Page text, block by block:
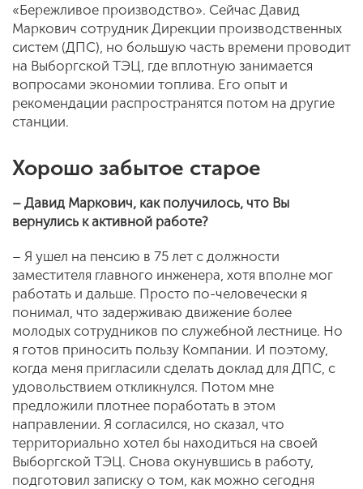
«Бережливое производство». Сейчас Давид
Маркович сотрудник Дирекции производственных
систем (ДПС), но большую часть времени проводит
на Выборгской ТЭЦ, где вплотную занимается
вопросами экономии топлива. Его опыт и
рекомендации распространятся потом на другие
станции.
Хорошо забытое старое
– Давид Маркович, как получилось, что Вы
вернулись к активной работе?
– Я ушел на пенсию в 75 лет с должности
заместителя главного инженера, хотя вполне мог
работать и дальше. Просто по-человечески я
понимал, что задерживаю движение более
молодых сотрудников по служебной лестнице. Но
я готов приносить пользу Компании. И поэтому,
когда меня пригласили сделать доклад для ДПС, с
удовольствием откликнулся. Потом мне
предложили плотнее поработать в этом
направлении. Я согласился, но сказал, что
территориально хотел бы находиться на своей
Выборгской ТЭЦ. Снова окунувшись в работу,
подготовил записку о том, как можно сегодня